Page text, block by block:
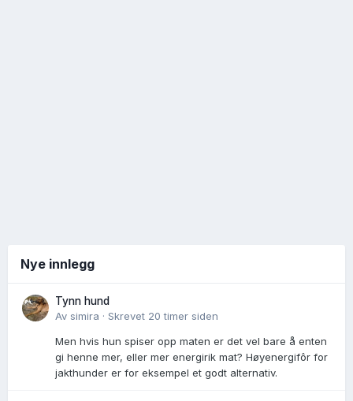
Nye innlegg
Tynn hund
Av simira · Skrevet 20 timer siden
Men hvis hun spiser opp maten er det vel bare å enten
gi henne mer, eller mer energirik mat? Høyenergifôr for
jakthunder er for eksempel et godt alternativ.